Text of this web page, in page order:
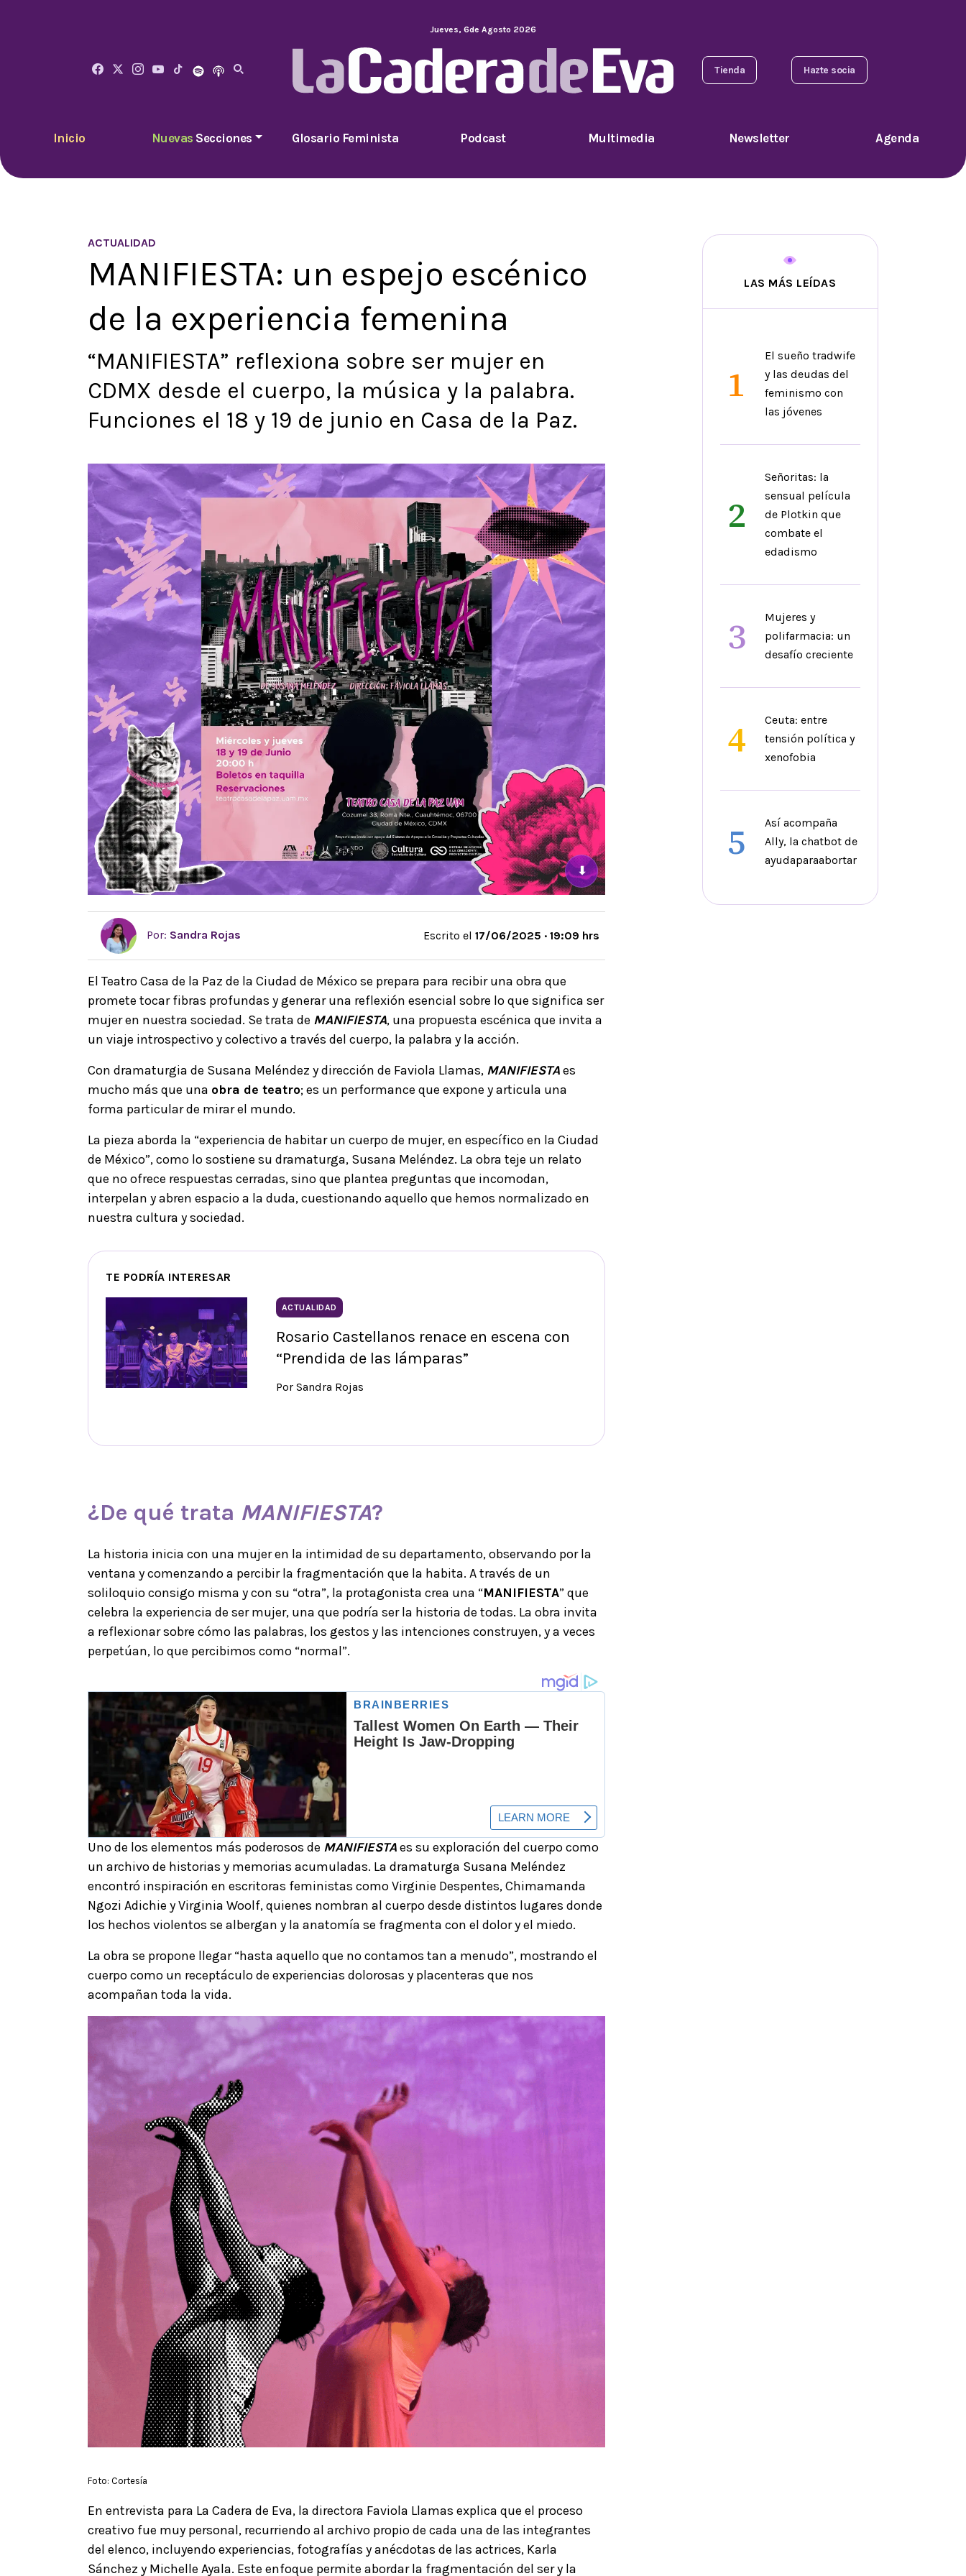
Jueves, 6de Agosto 2026
Tienda Hazte socia
Inicio Nuevas Secciones Glosario Feminista Podcast Multimedia Newsletter Agenda
ACTUALIDAD
MANIFIESTA: un espejo escénico
de la experiencia femenina
“MANIFIESTA” reflexiona sobre ser mujer en
CDMX desde el cuerpo, la música y la palabra.
Funciones el 18 y 19 de junio en Casa de la Paz.
⬇
Por: Sandra Rojas Escrito el 17/06/2025 · 19:09 hrs
El Teatro Casa de la Paz de la Ciudad de México se prepara para recibir una obra que
promete tocar fibras profundas y generar una reflexión esencial sobre lo que significa ser
mujer en nuestra sociedad. Se trata de MANIFIESTA, una propuesta escénica que invita a
un viaje introspectivo y colectivo a través del cuerpo, la palabra y la acción.
Con dramaturgia de Susana Meléndez y dirección de Faviola Llamas, MANIFIESTAes
mucho más que una obra de teatro; es un performance que expone y articula una
forma particular de mirar el mundo.
La pieza aborda la “experiencia de habitar un cuerpo de mujer, en específico en la Ciudad
de México”, como lo sostiene su dramaturga, Susana Meléndez. La obra teje un relato
que no ofrece respuestas cerradas, sino que plantea preguntas que incomodan,
interpelan y abren espacio a la duda, cuestionando aquello que hemos normalizado en
nuestra cultura y sociedad.
TE PODRÍA INTERESAR
ACTUALIDAD
Rosario Castellanos renace en escena con
“Prendida de las lámparas”
Por Sandra Rojas
¿De qué trata MANIFIESTA?
La historia inicia con una mujer en la intimidad de su departamento, observando por la
ventana y comenzando a percibir la fragmentación que la habita. A través de un
soliloquio consigo misma y con su “otra”, la protagonista crea una “MANIFIESTA” que
celebra la experiencia de ser mujer, una que podría ser la historia de todas. La obra invita
a reflexionar sobre cómo las palabras, los gestos y las intenciones construyen, y a veces
perpetúan, lo que percibimos como “normal”.
Uno de los elementos más poderosos de MANIFIESTAes su exploración del cuerpo como
un archivo de historias y memorias acumuladas. La dramaturga Susana Meléndez
encontró inspiración en escritoras feministas como Virginie Despentes, Chimamanda
Ngozi Adichie y Virginia Woolf, quienes nombran al cuerpo desde distintos lugares donde
los hechos violentos se albergan y la anatomía se fragmenta con el dolor y el miedo.
La obra se propone llegar “hasta aquello que no contamos tan a menudo”, mostrando el
cuerpo como un receptáculo de experiencias dolorosas y placenteras que nos
acompañan toda la vida.
Foto: Cortesía
En entrevista para La Cadera de Eva, la directora Faviola Llamas explica que el proceso
creativo fue muy personal, recurriendo al archivo propio de cada una de las integrantes
del elenco, incluyendo experiencias, fotografías y anécdotas de las actrices, Karla
Sánchez y Michelle Ayala. Este enfoque permite abordar la fragmentación del ser y la
LAS MÁS LEÍDAS
1
El sueño tradwife
y las deudas del
feminismo con
las jóvenes
2
Señoritas: la
sensual película
de Plotkin que
combate el
edadismo
3
Mujeres y
polifarmacia: un
desafío creciente
4
Ceuta: entre
tensión política y
xenofobia
5
Así acompaña
Ally, la chatbot de
ayudaparaabortar